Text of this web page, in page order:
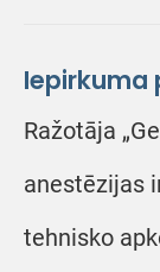
Iepirkuma
Ražotāja
anestēzijas
tehnisko